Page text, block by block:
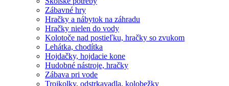
Zábavné hry
Hračky a nábytok na záhradu
Hračky nielen do vody
Kolotoče nad postieľku, hračky so zvukom
Lehátka, chodítka
Hojdačky, hojdacie kone
Hudobné nástroje, hračky
Zábava pri vode
Trojkolky, odstrkavadla, kolobežky